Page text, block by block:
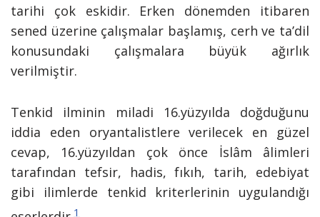
tarihi çok eskidir. Erken dönemden itibaren
sened üzerine çalışmalar başlamış, cerh ve ta’dil
konusundaki çalışmalara büyük ağırlık
verilmiştir.
Tenkid ilminin miladi 16.yüzyılda doğduğunu
iddia eden oryantalistlere verilecek en güzel
cevap, 16.yüzyıldan çok önce İslâm âlimleri
tarafından tefsir, hadis, fıkıh, tarih, edebiyat
gibi ilimlerde tenkid kriterlerinin uygulandığı
1